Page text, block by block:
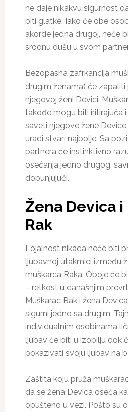
ne daje nikakvu sigurnost
biti glatke. Iako će obe
akorde jedna drugoj, neće
srodnu dušu u svom
Bezopasna zafrkancija
drugim ženama) će
njegovoj ženi Devici.
takođe mogu biti iritirajuća
saveti njegove žene
uradi stvari najbolje. Sa
partnera će instinktivno
osećanja jedno drugog,
dopunjujući.
Žena Devica
Rak
Lojalnost nikada neće biti
ljubavnoj utakmici između
muškarca Raka. Oboje će
– retkost u današnjim
Muškarac Rak i žena
sigurni jedno sa drugim.
individualnim osobinama
ljubav će biti u izobilju dok
pokazivati svoju ljubav na
Zaštita koju pruža
da se žena Devica oseća
opušteno u vezi. Pošto su